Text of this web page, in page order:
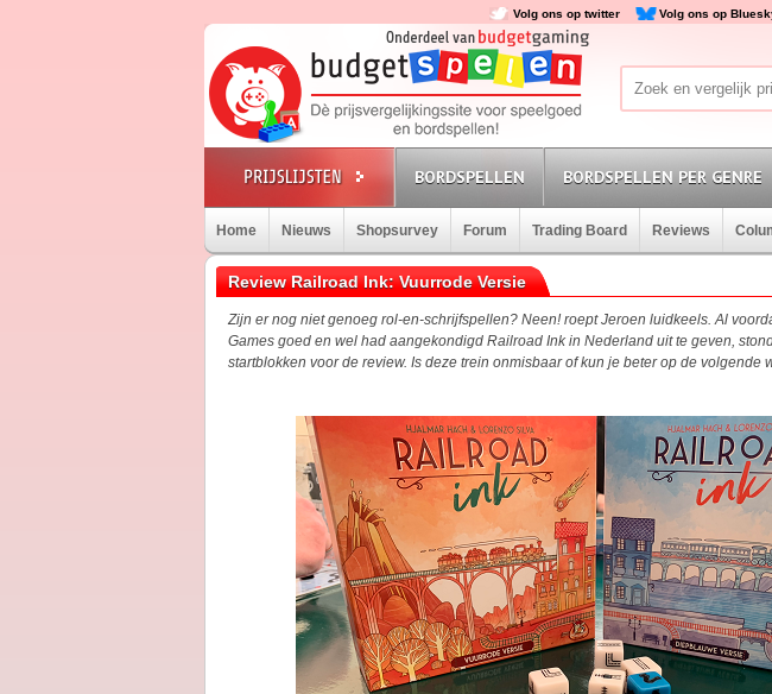
Volg ons op twitter Volg ons op
BORDSPELLEN BORDSPELLEN PER GENRE
Home Nieuws Shopsurvey Forum Trading Board Reviews
Review Railroad Ink: Vuurrode Versie
Zijn er nog niet genoeg rol-en-schrijfspellen? Neen! roept Jeroen luidkeels. Al
Games goed en wel had aangekondigd Railroad Ink in Nederland uit te geven,
startblokken voor de review. Is deze trein onmisbaar of kun je beter op de volgende